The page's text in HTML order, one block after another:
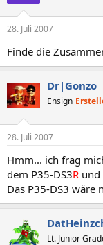
28. Juli 2007
Finde die
Dr|Gonzo
Ensign
28. Juli 2007
Hmm... ich frag
dem P35-DS3R und
Das P35-DS3
Lt. Junior